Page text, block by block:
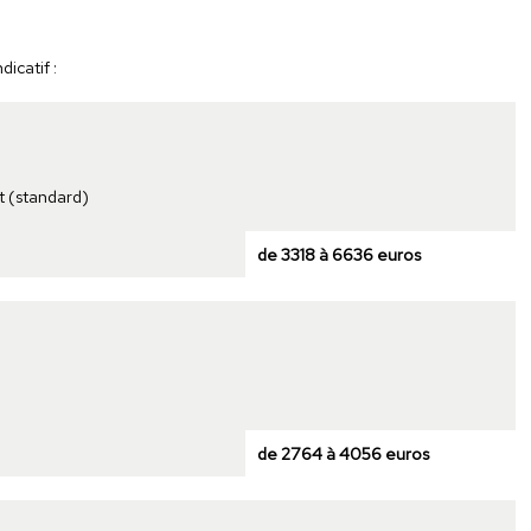
:
(standard)
de 3318 à 6636 euros
de 2764 à 4056 euros